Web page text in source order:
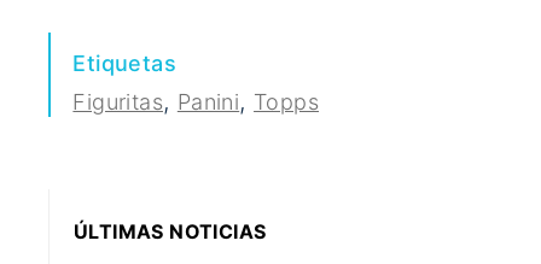
Etiquetas
Figuritas, Panini, Topps
ÚLTIMAS NOTICIAS